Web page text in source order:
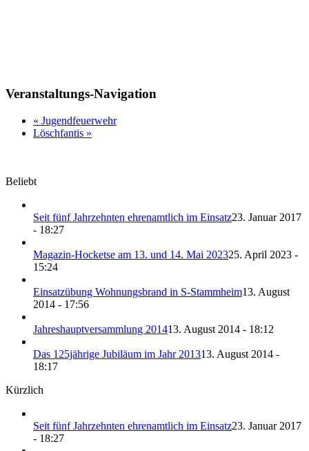
Veranstaltungs-Navigation
« Jugendfeuerwehr
Löschfantis »
Beliebt
Seit fünf Jahrzehnten ehrenamtlich im Einsatz23. Januar 2017
- 18:27
Magazin-Hocketse am 13. und 14. Mai 202325. April 2023 -
15:24
Einsatzübung Wohnungsbrand in S-Stammheim13. August
2014 - 17:56
Jahreshauptversammlung 201413. August 2014 - 18:12
Das 125jährige Jubiläum im Jahr 201313. August 2014 -
18:17
Kürzlich
Seit fünf Jahrzehnten ehrenamtlich im Einsatz23. Januar 2017
- 18:27